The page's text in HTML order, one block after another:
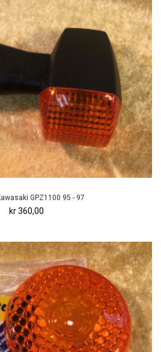
GPZ1100 95 - 97
kr 360,00